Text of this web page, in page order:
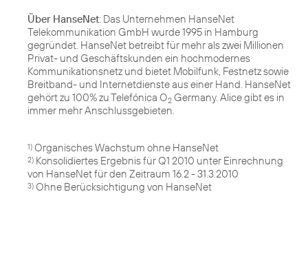
Über HanseNet: Das Unternehmen HanseNet
Telekommunikation GmbH wurde 1995 in Hamburg
gegründet. HanseNet betreibt für mehr als zwei Millionen
Privat- und Geschäftskunden ein hochmodernes
Kommunikationsnetz und bietet Mobilfunk, Festnetz sowie
Breitband- und Internetdienste aus einer Hand. HanseNet
gehört zu 100% zu Telefónica O2 Germany. Alice gibt es in
immer mehr Anschlussgebieten.
1)
2) Konsolidiertes Ergebnis für Q1 2010 unter Einrechnung
3) Ohne Berücksichtigung von HanseNet